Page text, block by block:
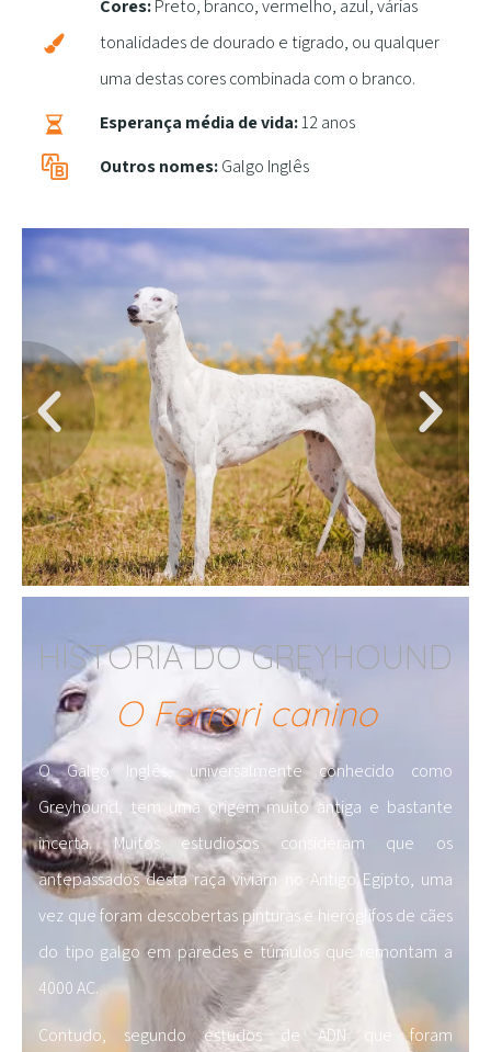
Cores:Preto, branco, vermelho, azul, várias
tonalidades de dourado e tigrado, ou qualquer
uma destas cores combinada com o branco.
Esperança média de vida:12 anos
Outros nomes:Galgo Inglês
HISTÓRIA DO GREYHOUND
O Ferrari canino
O Galgo Inglês, universalmente conhecido como
Greyhound, tem uma origem muito antiga e bastante
incerta. Muitos estudiosos consideram que os
antepassados desta raça viviam no Antigo Egipto, uma
vez que foram descobertas pinturas e hieróglifos de cães
do tipo galgo em paredes e túmulos que remontam a
4000 AC.
Contudo, segundo estudos de ADN que foram